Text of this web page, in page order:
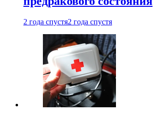
2 года спустя2 года спустя